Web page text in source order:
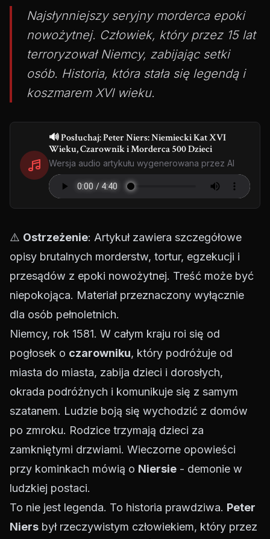
Najsłynniejszy seryjny morderca epoki
nowożytnej. Człowiek, który przez 15 lat
terroryzował Niemcy, zabijając setki
osób. Historia, która stała się legendą i
koszmarem XVI wieku.
🔊 Posłuchaj: Peter Niers: Niemiecki Kat XVI
Wieku, Czarownik i Morderca 500 Dzieci
Wersja audio artykułu wygenerowana przez AI
⚠️ Ostrzeżenie: Artykuł zawiera szczegółowe
opisy brutalnych morderstw, tortur, egzekucji i
przesądów z epoki nowożytnej. Treść może być
niepokojąca. Materiał przeznaczony wyłącznie
dla osób pełnoletnich.
Niemcy, rok 1581. W całym kraju roi się od
pogłosek o czarowniku, który podróżuje od
miasta do miasta, zabija dzieci i dorosłych,
okrada podróżnych i komunikuje się z samym
szatanem. Ludzie boją się wychodzić z domów
po zmroku. Rodzice trzymają dzieci za
zamkniętymi drzwiami. Wieczorne opowieści
przy kominkach mówią o Niersie - demonie w
ludzkiej postaci.
To nie jest legenda. To historia prawdziwa. Peter
Niers był rzeczywistym człowiekiem, który przez